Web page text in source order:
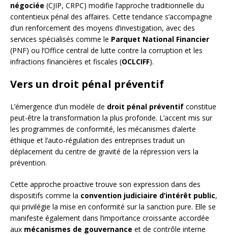
négociée (CJIP, CRPC) modifie l’approche traditionnelle du
contentieux pénal des affaires. Cette tendance s’accompagne
d’un renforcement des moyens d’investigation, avec des
services spécialisés comme le Parquet National Financier
(PNF) ou l’Office central de lutte contre la corruption et les
infractions financières et fiscales (OCLCIFF).
Vers un droit pénal préventif
L’émergence d’un modèle de droit pénal préventif constitue
peut-être la transformation la plus profonde. L’accent mis sur
les programmes de conformité, les mécanismes d’alerte
éthique et l’auto-régulation des entreprises traduit un
déplacement du centre de gravité de la répression vers la
prévention.
Cette approche proactive trouve son expression dans des
dispositifs comme la convention judiciaire d’intérêt public,
qui privilégie la mise en conformité sur la sanction pure. Elle se
manifeste également dans l’importance croissante accordée
aux mécanismes de gouvernance et de contrôle interne